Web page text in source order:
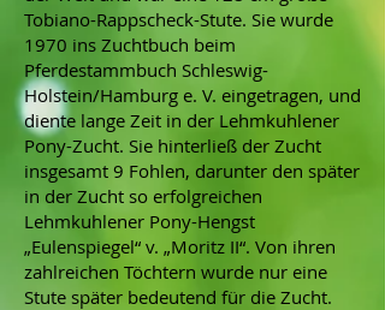
Tobiano-Rappscheck-Stute. Sie wurde
1970 ins Zuchtbuch beim
Pferdestammbuch Schleswig-
Holstein/Hamburg e. V. eingetragen, und
diente lange Zeit in der Lehmkuhlener
Pony-Zucht. Sie hinterließ der Zucht
insgesamt 9 Fohlen, darunter den später
in der Zucht so erfolgreichen
Lehmkuhlener Pony-Hengst
„Eulenspiegel“ v. „Moritz II“. Von ihren
zahlreichen Töchtern wurde nur eine
Stute später bedeutend für die Zucht.